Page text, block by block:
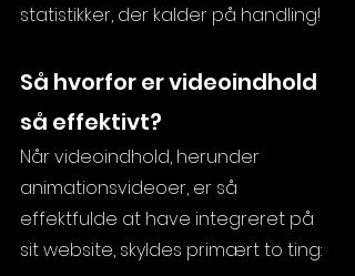
statistikker, der kalder på handling!
Så hvorfor er videoindhold
så effektivt?
Når videoindhold, herunder
animationsvideoer, er så
effektfulde at have integreret på
sit website, skyldes primært to ting: